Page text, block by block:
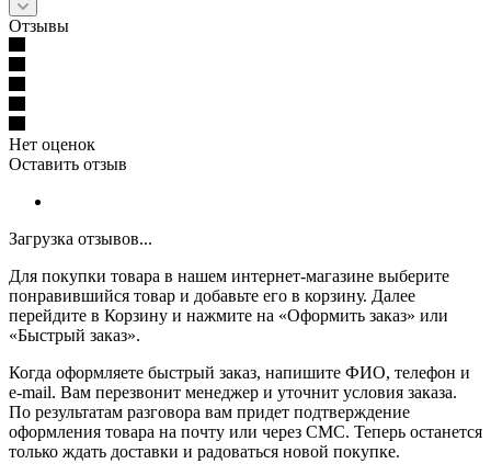
Отзывы
Нет оценок
Оставить отзыв
Загрузка отзывов...
Для покупки товара в нашем интернет-магазине выберите
понравившийся товар и добавьте его в корзину. Далее
перейдите в Корзину и нажмите на «Оформить заказ» или
«Быстрый заказ».
Когда оформляете быстрый заказ, напишите ФИО, телефон и
e-mail. Вам перезвонит менеджер и уточнит условия заказа.
По результатам разговора вам придет подтверждение
оформления товара на почту или через СМС. Теперь останется
только ждать доставки и радоваться новой покупке.